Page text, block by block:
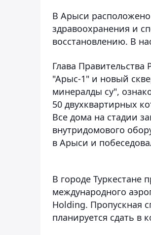
В Арыси
здравоохранения и
восстановлению. В
Глава
"Арыс-1" и новый
минералды су",
50 двухквартирных
Все дома на стадии
внутридомового
в Арыси и
В городе Туркестане
международного
Holding. Пропускная
планируется сдать в